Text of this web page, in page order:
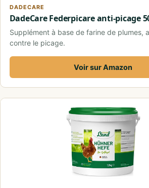
DADECARE
DadeCare Federpicare anti-picage
Supplément à base de farine de plumes,
contre le picage.
Voir sur Amazon